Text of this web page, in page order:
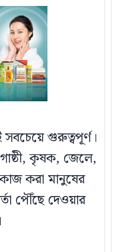
সবচেয়ে গুরুত্বপূর্ণ।
কৃষক, জেলে,
কাজ করা মানুষের
পৌঁছে দেওয়ার